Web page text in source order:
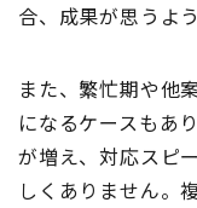
合、成果が思うよ
また、繁忙期や他
になるケースもあ
が増え、対応スピ
しくありません。